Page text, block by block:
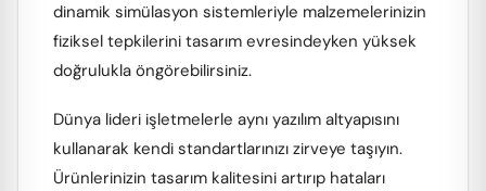
dinamik simülasyon sistemleriyle malzemelerinizin
fiziksel tepkilerini tasarım evresindeyken yüksek
doğrulukla öngörebilirsiniz.
Dünya lideri işletmelerle aynı yazılım altyapısını
kullanarak kendi standartlarınızı zirveye taşıyın.
Ürünlerinizin tasarım kalitesini artırıp hataları